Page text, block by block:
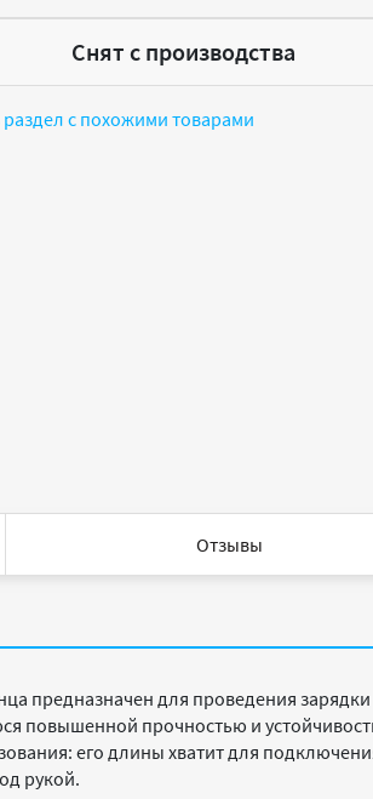
Снят с производства
раздел с похожими товарами
Отзывы
предназначен для проведения зарядки
повышенной прочностью и
его длины хватит для
рукой.